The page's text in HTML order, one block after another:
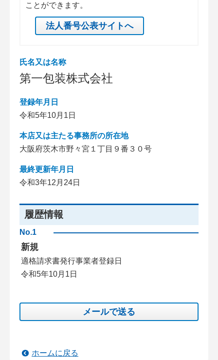
ことができます。
法人番号公表サイトへ
氏名又は名称
第一包装株式会社
登録年月日
令和5年10月1日
本店又は主たる事務所の所在地
大阪府茨木市野々宮１丁目９番３０号
最終更新年月日
令和3年12月24日
履歴情報
No.1
新規
適格請求書発行事業者登録日
令和5年10月1日
メールで送る
ホームに戻る